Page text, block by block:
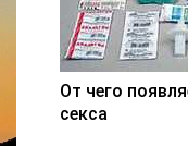
От чего
секса